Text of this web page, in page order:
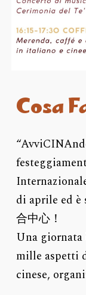
Cosa
di aprile ed
合中心！
Una
mille aspetti
cinese,